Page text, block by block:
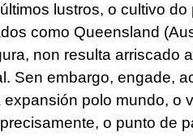
lustros, o cultivo
como Queensland
non resulta arriscado
Sen embargo, engade,
polo mundo, o
o punto de